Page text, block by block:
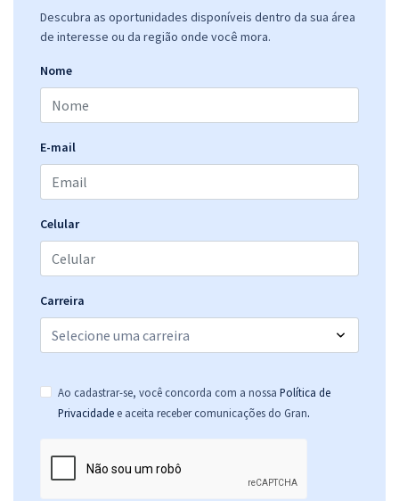
Descubra as oportunidades disponíveis dentro da sua área
de interesse ou da região onde você mora.
Nome
E-mail
Celular
Carreira
Ao cadastrar-se, você concorda com a nossa Política de
Privacidade e aceita receber comunicações do Gran.